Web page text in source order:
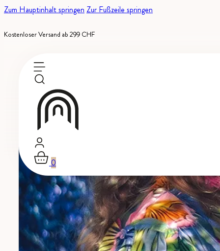
Zum Hauptinhalt springen Zur Fußzeile springen
Kostenloser Versand ab 299 CHF
0